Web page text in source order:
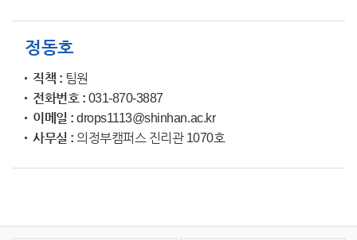
정동호
직책
팀원
전화번호
031-870-3887
이메일
drops1113@shinhan.ac.kr
사무실
의정부캠퍼스 진리관 1070호